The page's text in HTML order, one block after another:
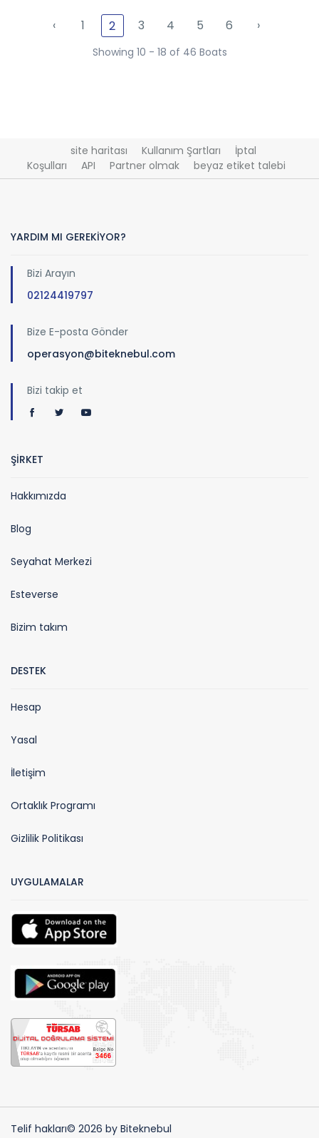
‹ 1 2 3 4 5 6 ›
Showing 10 - 18 of 46 Boats
site haritası Kullanım Şartları
İptal
Koşulları
API Partner olmak beyaz etiket talebi
YARDIM MI GEREKİYOR?
Bizi Arayın
02124419797
Bize E-posta Gönder
operasyon@biteknebul.com
Bizi takip et
ŞİRKET
Hakkımızda
Blog
Seyahat Merkezi
Esteverse
Bizim takım
DESTEK
Hesap
Yasal
İletişim
Ortaklık Programı
Gizlilik Politikası
UYGULAMALAR
Telif hakları© 2026 by Biteknebul